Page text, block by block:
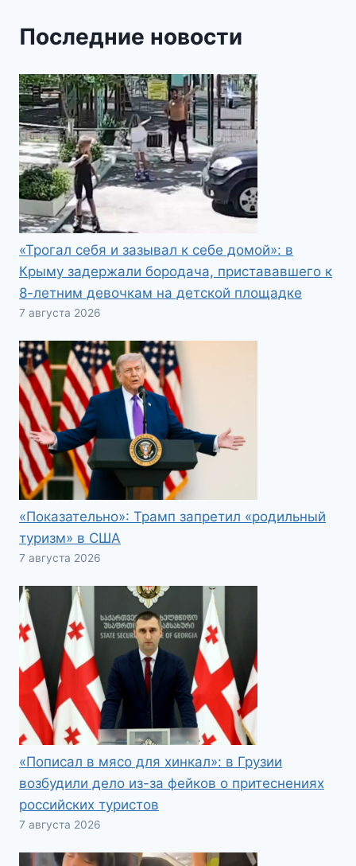
Последние новости
«Трогал себя и зазывал к себе домой»: в
Крыму задержали бородача, пристававшего к
8-летним девочкам на детской площадке
7 августа 2026
«Показательно»: Трамп запретил «родильный
туризм» в США
7 августа 2026
«Пописал в мясо для хинкал»: в Грузии
возбудили дело из-за фейков о притеснениях
российских туристов
7 августа 2026